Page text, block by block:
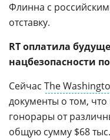
Флинна с
отставку.
RT оплатила
нацбезопасности
Сейчас The
документы о том,
гонорары от
общую сумму $68